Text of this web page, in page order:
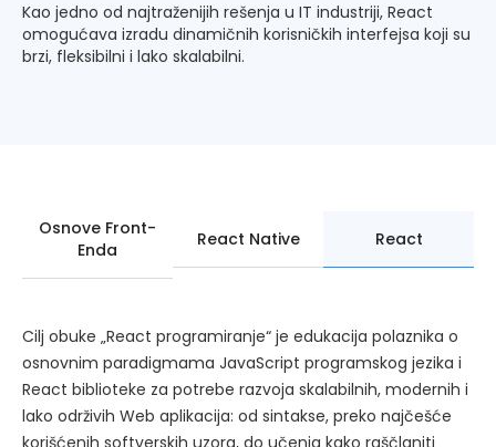
Kao jedno od najtraženijih rešenja u IT industriji, React
omogućava izradu dinamičnih korisničkih interfejsa koji su
brzi, fleksibilni i lako skalabilni.
Osnove Front-
Enda
React Native React
Cilj obuke „React programiranje“ je edukacija polaznika o
osnovnim paradigmama JavaScript programskog jezika i
React biblioteke za potrebe razvoja skalabilnih, modernih i
lako održivih Web aplikacija: od sintakse, preko najčešće